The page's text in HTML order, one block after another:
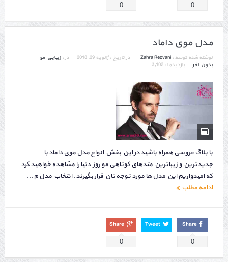
0
0
مدل موی داماد
نوشته شده توسط : Zahra Rezvani در تاریخ :ژانویه 29, 2018 در : زیبایی,مو
بدون نظر
بازدیدها : 3,102
با بلاگ عروسی همراه باشید در این بخش انواع مدل موی داماد با
جدیدترین و زیباترین متدهای کوتاهی مو روز دنیا را مشاهده خواهید کرد
که امیدواریم این مدل ها مورد توجه تان قرار بگیرند. انتخاب مدل م...
ادامه مطلب
Share
0
Tweet
Share
0